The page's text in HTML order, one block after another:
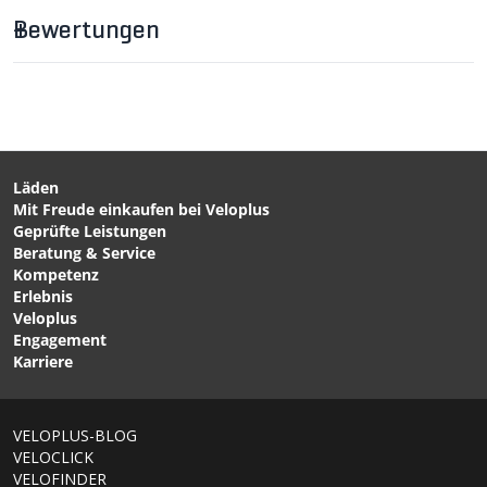
CHF 219.00
OMNE AIR MIPS Velohelm
Pargasite Green Matt von
POC
CHF 169.00
Bewertungen
Läden
Mit Freude einkaufen bei Veloplus
Geprüfte Leistungen
Beratung & Service
Kompetenz
Erlebnis
Veloplus
Engagement
Karriere
VELOPLUS-BLOG
VELOCLICK
VELOFINDER